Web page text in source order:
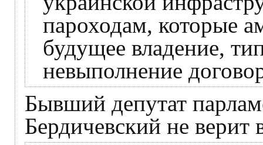
пароходам, которые
будущее владение,
невыполнение
Бывший депутат
Бердичевский не верит